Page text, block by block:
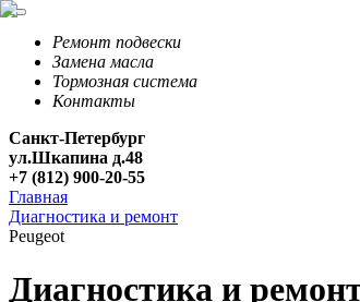
Ремонт подвески
Замена масла
Тормозная система
Контакты
Санкт-Петербург
ул.Шкапина д.48
+7 (812) 900-20-55
Главная
Диагностика и ремонт
Peugeot
Диагностика и